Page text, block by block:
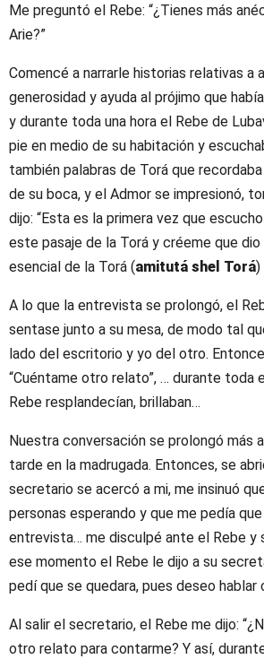
Me preguntó el Rebe: “¿Tienes más
Arie?”
Comencé a narrarle historias relativas a
generosidad y ayuda al prójimo que
y durante toda una hora el Rebe de
pie en medio de su habitación y
también palabras de Torá que
de su boca, y el Admor se impresionó,
dijo: “Esta es la primera vez que
este pasaje de la Torá y créeme que dio
esencial de la Torá (amitutá shel Torá)
A lo que la entrevista se prolongó, el
sentase junto a su mesa, de modo tal
lado del escritorio y yo del otro.
“Cuéntame otro relato”, … durante toda
Rebe resplandecían, brillaban…
Nuestra conversación se prolongó más
tarde en la madrugada. Entonces, se
secretario se acercó a mi, me insinuó
personas esperando y que me pedía
entrevista… me disculpé ante el Rebe y
ese momento el Rebe le dijo a su
pedí que se quedara, pues deseo hablar
Al salir el secretario, el Rebe me dijo:
otro relato para contarme? Y así,